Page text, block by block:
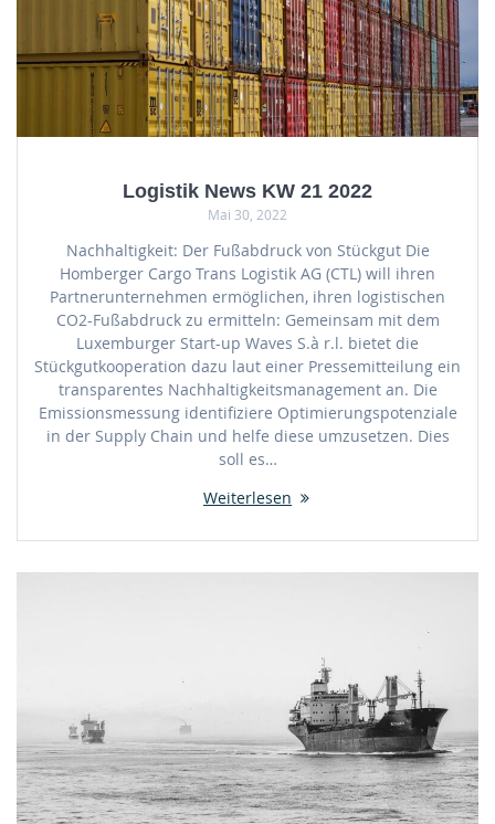
Logistik News KW 21 2022
Mai 30, 2022
Nachhaltigkeit: Der Fußabdruck von Stückgut Die
Homberger Cargo Trans Logistik AG (CTL) will ihren
Partnerunternehmen ermöglichen, ihren logistischen
CO2-Fußabdruck zu ermitteln: Gemeinsam mit dem
Luxemburger Start-up Waves S.à r.l. bietet die
Stückgutkooperation dazu laut einer Pressemitteilung ein
transparentes Nachhaltigkeitsmanagement an. Die
Emissionsmessung identifiziere Optimierungspotenziale
in der Supply Chain und helfe diese umzusetzen. Dies
soll es…
Weiterlesen